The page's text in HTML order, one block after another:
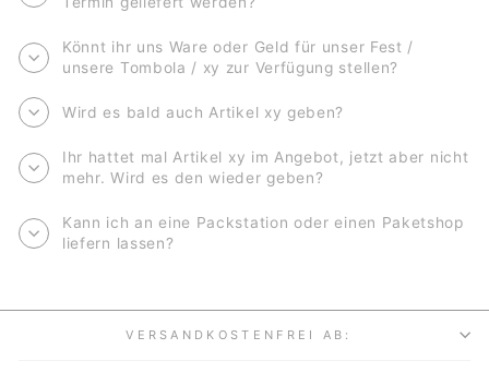
Könnt ihr uns Ware oder Geld für unser Fest /
unsere Tombola / xy zur Verfügung stellen?
Wird es bald auch Artikel xy geben?
Ihr hattet mal Artikel xy im Angebot, jetzt aber nicht
mehr. Wird es den wieder geben?
Kann ich an eine Packstation oder einen Paketshop
liefern lassen?
VERSANDKOSTENFREI AB: